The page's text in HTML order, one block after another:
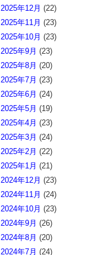
2025年12月 (22)
2025年11月 (23)
2025年10月 (23)
2025年9月 (23)
2025年8月 (20)
2025年7月 (23)
2025年6月 (24)
2025年5月 (19)
2025年4月 (23)
2025年3月 (24)
2025年2月 (22)
2025年1月 (21)
2024年12月 (23)
2024年11月 (24)
2024年10月 (23)
2024年9月 (26)
2024年8月 (20)
2024年7月 (24)